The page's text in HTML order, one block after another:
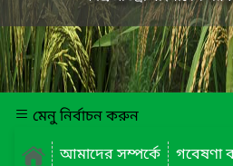
মেনু নির্বাচন করুন
আমাদের সম্পর্কে
গবেষণা